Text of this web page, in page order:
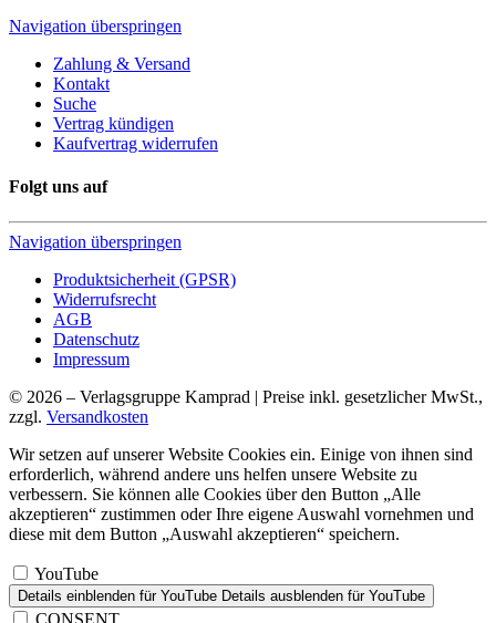
Navigation überspringen
Zahlung & Versand
Kontakt
Suche
Vertrag kündigen
Kaufvertrag widerrufen
Folgt uns auf
Navigation überspringen
Produktsicherheit (GPSR)
Widerrufsrecht
AGB
Datenschutz
Impressum
© 2026 – Verlagsgruppe Kamprad | Preise inkl. gesetzlicher MwSt.,
zzgl. Versandkosten
Wir setzen auf unserer Website Cookies ein. Einige von ihnen sind
erforderlich, während andere uns helfen unsere Website zu
verbessern. Sie können alle Cookies über den Button „Alle
akzeptieren“ zustimmen oder Ihre eigene Auswahl vornehmen und
diese mit dem Button „Auswahl akzeptieren“ speichern.
YouTube
Details einblenden für YouTube Details ausblenden für YouTube
CONSENT